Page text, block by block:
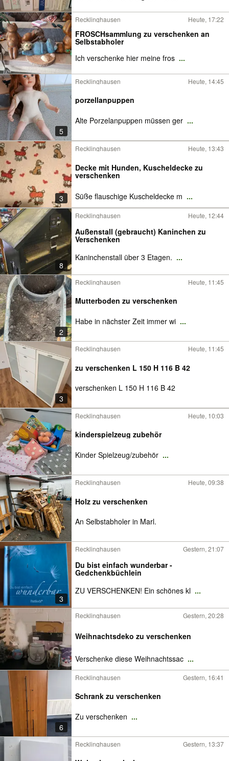
Recklinghausen Heute, 17:22
FROSCHsammlung zu verschenken an
Selbstabholer
Ich verschenke hier meine fros ...
5
Recklinghausen Heute, 14:45
porzellanpuppen
Alte Porzelanpuppen müssen ger ...
3
Recklinghausen Heute, 13:43
Decke mit Hunden, Kuscheldecke zu
verschenken
Süße flauschige Kuscheldecke m ...
8
Recklinghausen Heute, 12:44
Außenstall (gebraucht) Kaninchen zu
Verschenken
Kaninchenstall über 3 Etagen. ...
2
Recklinghausen Heute, 11:45
Mutterboden zu verschenken
Habe in nächster Zeit immer wi ...
3
Recklinghausen Heute, 11:45
zu verschenken L 150 H 116 B 42
verschenken L 150 H 116 B 42
Recklinghausen Heute, 10:03
kinderspielzeug zubehör
Kinder Spielzeug/zubehör ...
Recklinghausen Heute, 09:38
Holz zu verschenken
An Selbstabholer in Marl.
3
Recklinghausen Gestern, 21:07
Du bist einfach wunderbar -
Gedchenkbüchlein
ZU VERSCHENKEN! Ein schönes kl ...
Recklinghausen Gestern, 20:28
Weihnachtsdeko zu verschenken
Verschenke diese Weihnachtssac ...
6
Recklinghausen Gestern, 16:41
Schrank zu verschenken
Zu verschenken ...
Recklinghausen Gestern, 13:37